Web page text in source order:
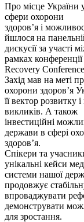
Про місце України
сфери охорони
здоровʼя і
йшлося на
дискусії за участі
рамках
Recovery
Захід мав на меті
охорони здоровʼя
її вектор
викликів. А також
інвестиційні
держави в сфері
здоровʼя.
Спікери та
унікальні кейси
системи нашої
продовжує
впроваджувати
демонструвати
для зростання.